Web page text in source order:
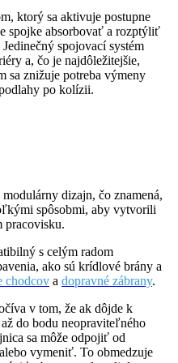
ktorý sa aktivuje postupne
spojke absorbovať a rozptýliť
spojovací systém
a, čo je najdôležitejšie,
sa znižuje potreba výmeny
po kolízii.
dizajn, čo znamená,
spôsobmi, aby vytvorili
pracovisku.
s celým radom
ako sú krídlové brány a
chodcov a dopravné zábrany.
v tom, že ak dôjde k
do bodu neopraviteľného
sa môže odpojiť od
vymeniť. To obmedzuje